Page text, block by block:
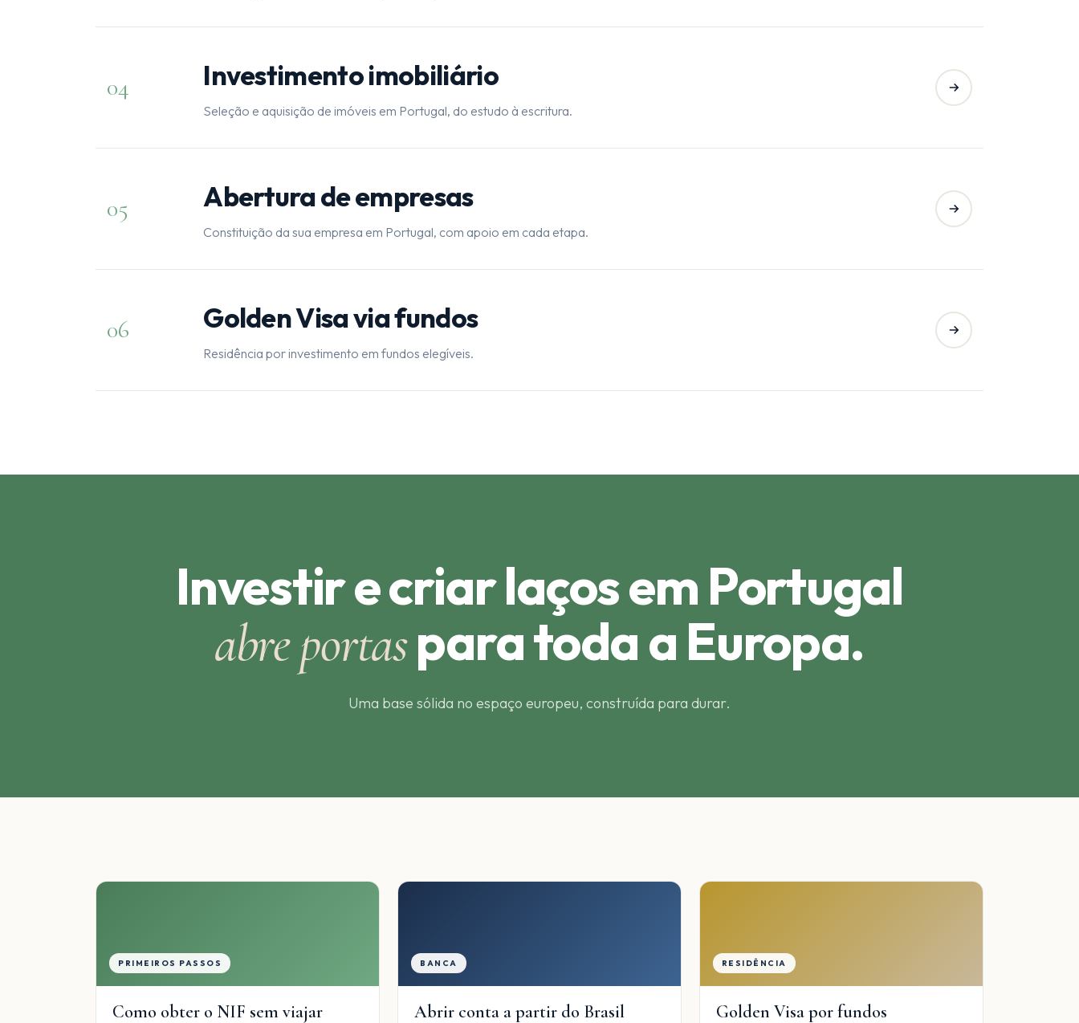
04 Investimento imobiliário
Seleção e aquisição de imóveis em Portugal, do estudo à escritura.
05 Abertura de empresas
Constituição da sua empresa em Portugal, com apoio em cada etapa.
06 Golden Visa via fundos
Residência por investimento em fundos elegíveis.
Investir e criar laços em Portugal
abre portaspara toda a Europa.
Uma base sólida no espaço europeu, construída para durar.
PRIMEIROS PASSOS
Como obter o NIF sem viajar
BANCA
Abrir conta a partir do Brasil
RESIDÊNCIA
Golden Visa por fundos